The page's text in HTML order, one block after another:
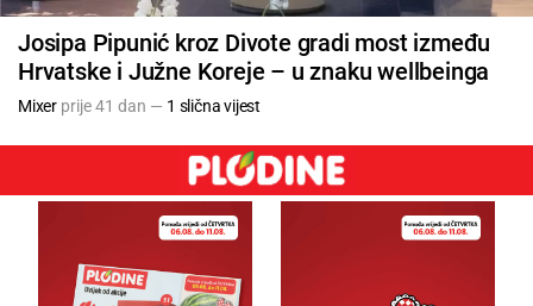
Josipa Pipunić kroz Divote gradi most između
Hrvatske i Južne Koreje – u znaku wellbeinga
Mixer prije 41 dan — 1 slična vijest